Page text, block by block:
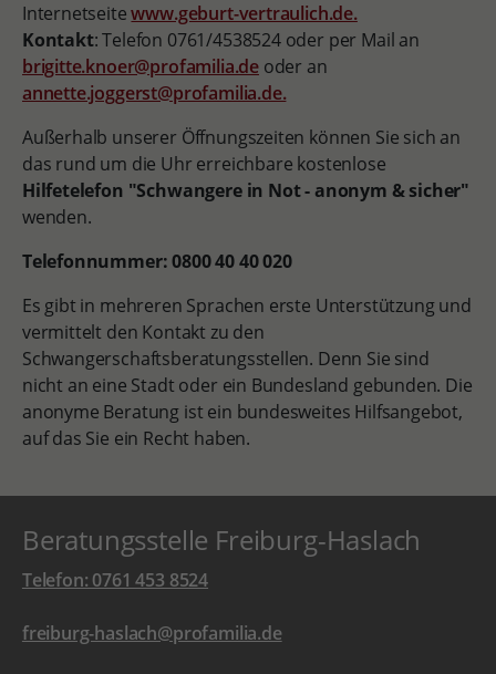
Internetseitewww.geburt-vertraulich.de.
Kontakt: Telefon 0761/4538524 oder per Mail an
brigitte.knoer@profamilia.deoder an
annette.joggerst@profamilia.de.
Außerhalb unserer Öffnungszeiten können Sie sich an
das rund um die Uhr erreichbare kostenlose
Hilfetelefon "Schwangere in Not - anonym & sicher"
wenden.
Telefonnummer: 0800 40 40 020
Es gibt in mehreren Sprachen erste Unterstützung und
vermittelt den Kontakt zu den
Schwangerschaftsberatungsstellen. Denn Sie sind
nicht an eine Stadt oder ein Bundesland gebunden. Die
anonyme Beratung ist ein bundesweites Hilfsangebot,
auf das Sie ein Recht haben.
Beratungsstelle Freiburg-Haslach
Telefon: 0761 453 8524
freiburg-haslach@profamilia.de